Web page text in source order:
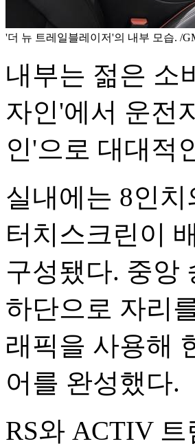
'더 뉴 트레일블레이저'의 내부 모습. /
내부는 젊은 소
자인'에서 운전
인'으로 대대적
실내에는 8인
터치스크린이
구성됐다. 중앙
하단으로 자리
래픽을 사용해
어를 완성했다.
RS와 ACTIV